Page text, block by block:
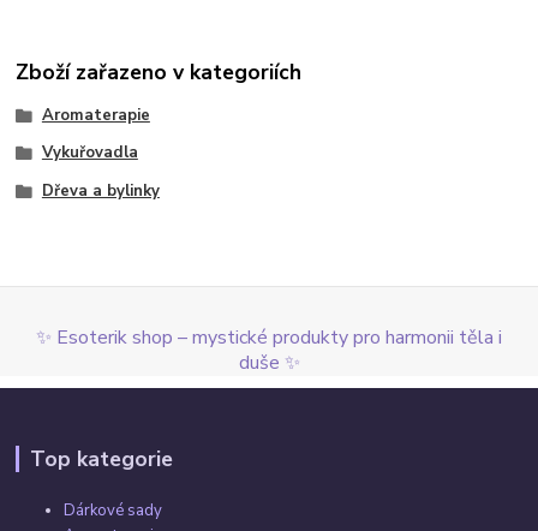
Zboží zařazeno v kategoriích
Aromaterapie
Vykuřovadla
Dřeva a bylinky
✨ Esoterik shop – mystické produkty pro harmonii těla i
duše ✨
Top kategorie
Dárkové sady